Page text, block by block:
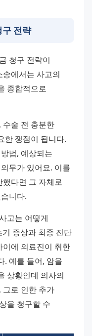
전략
청구 전략이
에서는 사고의
종합적으로
수술 전 충분한
한 쟁점이 됩니다.
법, 예상되는
무가 있어요. 이를
다면 그 자체로
니다.
고는 어떻게
증상과 최종 진단
에 의료진이 취한
. 예를 들어, 암을
상황인데 의사의
그로 인한 추가
을 청구할 수